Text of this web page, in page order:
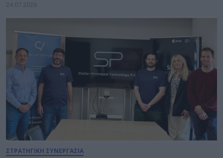
24.07.2026
ΣΤΡΑΤΗΓΙΚΗ ΣΥΝΕΡΓΑΣΙΑ